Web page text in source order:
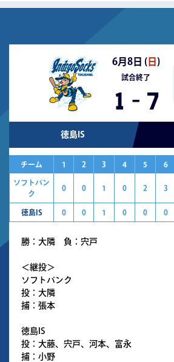
6月8日 (日 )
試合終了
1 - 7
徳島IS
チーム 1 2 3 4 5 6
ソフトバン
ク
0 0 1 0 2 3
徳島IS 0 0 1 0 0 0
勝：大隣 負：宍戸
＜継投＞
ソフトバンク
投：大隣
捕：張本
徳島IS
投：大藤、宍戸、河本、富永
捕：小野